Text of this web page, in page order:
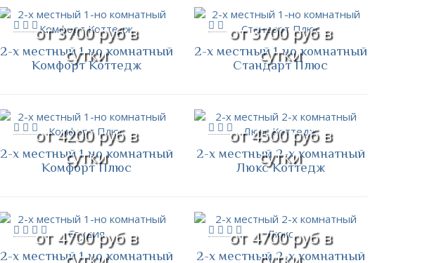
от 3700 руб в
сутки
2-х местный 1-но комнатный
Комфорт Коттедж
от 3700 руб в
сутки
2-х местный 1-но комнатный
Стандарт Плюс
от 4200 руб в
сутки
2-х местный 1-но комнатный
Комфорт Плюс
от 4500 руб в
сутки
2-х местный 2-х комнатный
Люкс Коттедж
от 4700 руб в
2-х местный 1-но комнатный
от 4700 руб в
2-х местный 2-х комнатный